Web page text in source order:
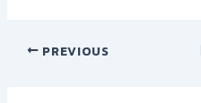
PREVIOUS